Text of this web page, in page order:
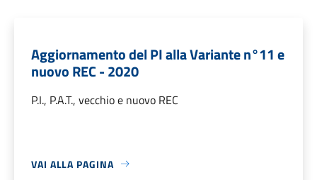
Aggiornamento del PI alla Variante n°11 e
nuovo REC - 2020
P.I., P.A.T., vecchio e nuovo REC
VAI ALLA PAGINA